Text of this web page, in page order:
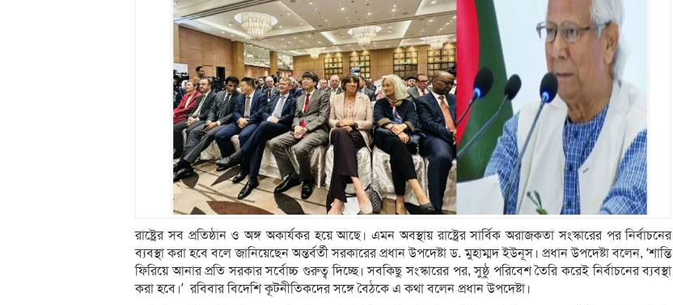
রাষ্ট্রের সব প্রতিষ্ঠান ও অঙ্গ অকার্যকর হয়ে আছে। এমন অবস্থায় রাষ্ট্রের সার্বিক অরাজকতা সংস্কারের পর নির্বাচনের
ব্যবস্থা করা হবে বলে জানিয়েছেন অন্তর্বর্তী সরকারের প্রধান উপদেষ্টা ড. মুহাম্মদ ইউনূস। প্রধান উপদেষ্টা বলেন, ‘শান্তি
ফিরিয়ে আনার প্রতি সরকার সর্বোচ্চ গুরুত্ব দিচ্ছে। সবকিছু সংস্কারের পর, সুষ্ঠু পরিবেশ তৈরি করেই নির্বাচনের ব্যবস্থা
করা হবে।’ রবিবার বিদেশি কূটনীতিকদের সঙ্গে বৈঠকে এ কথা বলেন প্রধান উপদেষ্টা।